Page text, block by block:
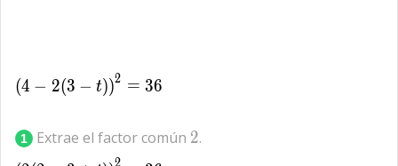
{(4-2(3-t))}^{2}=36
(4 − 2(3 − t))2 = 36
1 Extrae el factor común 2
2.